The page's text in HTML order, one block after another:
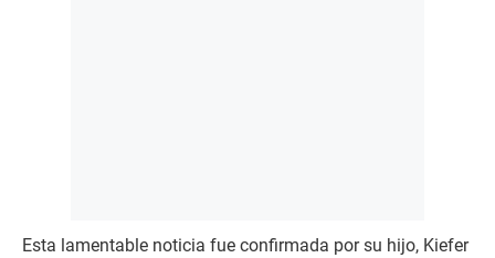
Esta lamentable noticia fue confirmada por su hijo, Kiefer